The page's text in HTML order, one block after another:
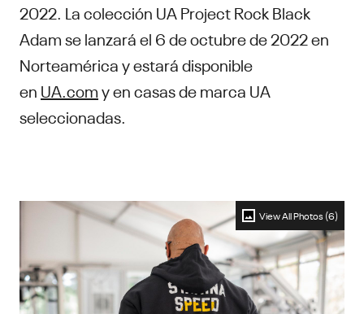
2022. La colección UA Project Rock Black
Adam se lanzará el 6 de octubre de 2022 en
Norteamérica y estará disponible
en UA.comy en casas de marca UA
seleccionadas.
View All Photos (6)